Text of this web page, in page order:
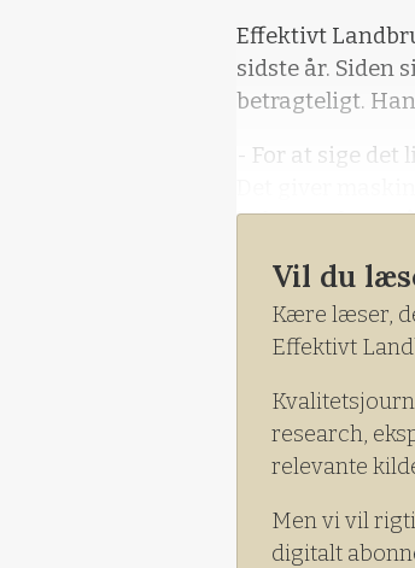
Effektivt
sidste år. Siden
betragteligt.
- For at sige
hektar at køre
Vil du
Kære læser,
Effektivt
research,
relevante
Men vi vil
digitalt